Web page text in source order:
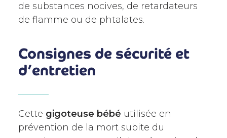
de substances nocives, de retardateurs
de flamme ou de phtalates.
Consignes de sécurité et
d’entretien
Cette gigoteuse bébé utilisée en
prévention de la mort subite du